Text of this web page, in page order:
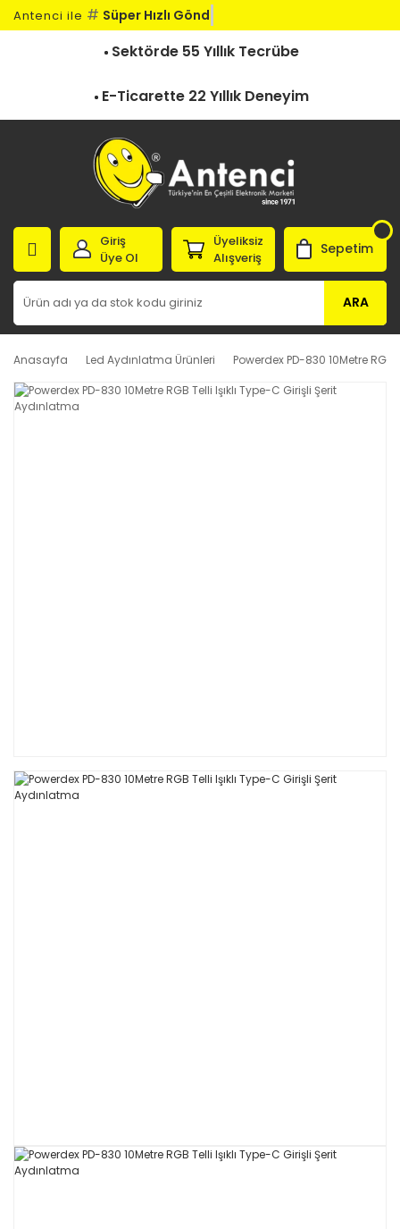
Antenci ile # Süper Hızlı Gönder
Sektörde 55 Yıllık Tecrübe
E-Ticarette 22 Yıllık Deneyim
ARA
Giriş
Üye Ol
Üyeliksiz
Alışveriş
Sepetim
Anasayfa Led Aydınlatma Ürünleri Powerdex PD-830 10Metre